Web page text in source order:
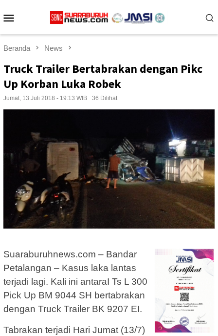
ke
Beranda News
Truck Trailer Bertabrakan dengan Pikc
Up Korban Luka Robek
Jumat, 13 Juli 2018 - 19:13 WIB 36 Dilihat
Suaraburuhnews.com – Bandar
Petalangan – Kasus laka lantas
terjadi lagi. Kali ini antaraI Ts L 300
Pick Up BM 9044 SH bertabrakan
dengan Truck Trailer BK 9207 EI.
Tabrakan terjadi Hari Jumat (13/7)